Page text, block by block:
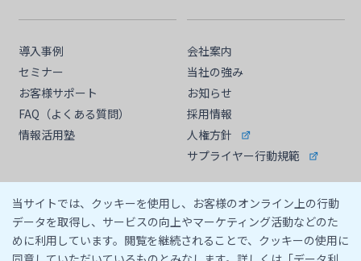
当サイトでは、クッキーを使用し、お客様のオンライン上の行動
データを取得し、サービスの向上やマーケティング活動などのた
めに利用しています。閲覧を継続されることで、クッキーの使用に
導入事例
セミナー
お客様サポート
FAQ（よくある質問）
情報活用塾
会社案内
当社の強み
お知らせ
採用情報
人権方針
サプライヤー行動規範